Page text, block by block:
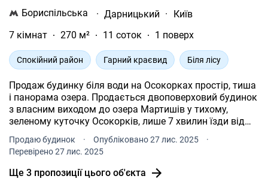
Бориспільська · Дарницький ·
Київ
7 кімнат
270 м² 11 соток 1 поверх
Спокійний район Гарний краєвид Біля лісу
Продаж будинку біля води на Осокорках простір, тиша
і панорама озера. Продається двоповерховий будинок
з власним виходом до озера Мартишів у тихому,
зеленому куточку Осокорків, лише 7 хвилин їзди від
метро Славутич. Якщо ви мрієте про життя біля води,
але не хочете залишати місто це саме той варіант.
Будинок площею 269, 5 м² побудований із якісних
матеріалів, утеплений, має продумане планування: на
першому поверсі простора вітальня з каміном, кухня,
Продаю будинок · Опубліковано 27 лис. 2025
·
Перевірено 27 лис. 2025
Ще 3 пропозиції цього об'єкта